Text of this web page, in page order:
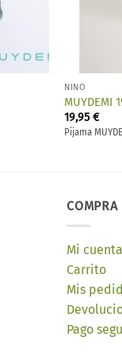
NIÑO
MUYDEMI
19,95€
Pijama
COMPRA
Mi cuenta
Carrito
Mis
Pago